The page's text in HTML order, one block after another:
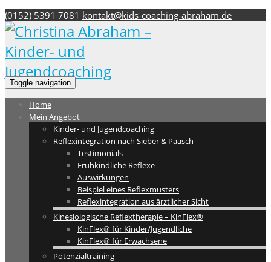
(0152) 5391 7081 kontakt@kids-coaching-abraham.de
Toggle navigation
Home
Mein Angebot
Kinder- und Jugendcoaching
Reflexintegration nach Sieber & Paasch
Testimonials
Frühkindliche Reflexe
Auswirkungen
Beispiel eines Reflexmusters
Reflexintegration aus ärztlicher Sicht
Kinesiologische Reflextherapie – KinFlex®
KinFlex® für Kinder/Jugendliche
KinFlex® für Erwachsene
Potenzialtraining